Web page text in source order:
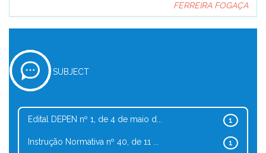
FERREIRA FOGAÇA
SUBJECT
1
Edital DEPEN nº 1, de 4 de maio d...
1
Instrução Normativa nº 40, de 11 ...